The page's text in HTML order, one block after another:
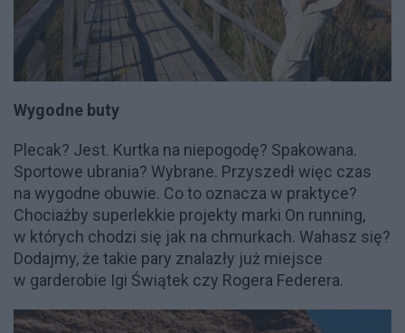
Wygodne buty
Plecak? Jest. Kurtka na niepogodę? Spakowana.
Sportowe ubrania? Wybrane. Przyszedł więc czas
na wygodne obuwie. Co to oznacza w praktyce?
Chociażby superlekkie projekty marki On running,
w których chodzi się jak na chmurkach. Wahasz się?
Dodajmy, że takie pary znalazły już miejsce
w garderobie Igi Świątek czy Rogera Federera.